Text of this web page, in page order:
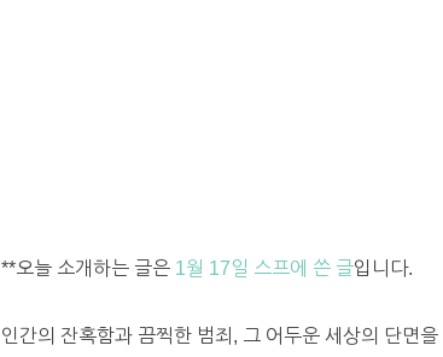
**오늘 소개하는 글은 1월 17일 스프에 쓴 글입니다.
인간의 잔혹함과 끔찍한 범죄, 그 어두운 세상의 단면